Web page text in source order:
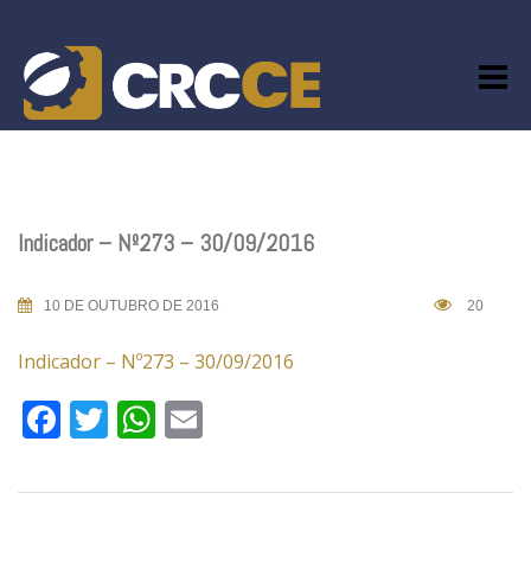
content
Indicador – Nº273 – 30/09/2016
10 DE OUTUBRO DE 2016 20
Indicador – Nº273 – 30/09/2016
Facebook
TwitterWhatsApp